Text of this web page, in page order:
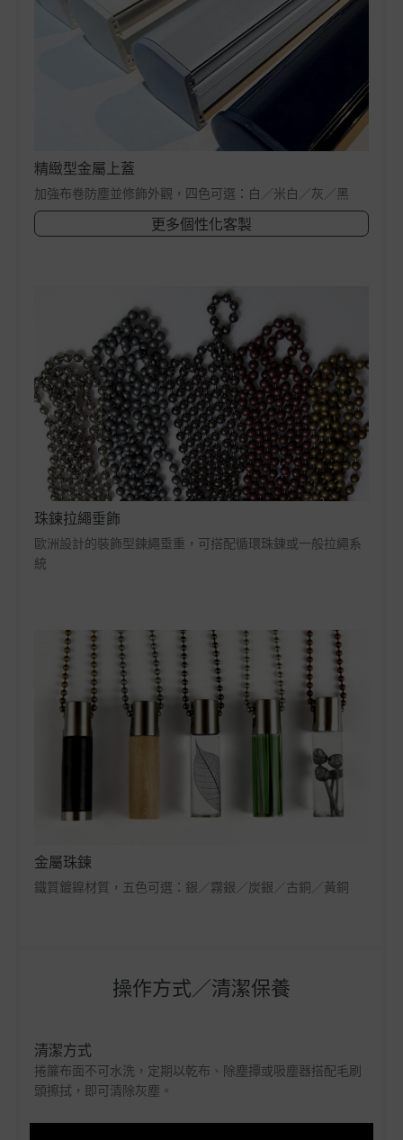
精緻型金屬上蓋
加強布卷防塵並修飾外觀，四色可選：白／米白／灰／黑
更多個性化客製
珠鍊拉繩垂飾
歐洲設計的裝飾型鍊繩垂重，可搭配循環珠鍊或一般拉繩系
統
金屬珠鍊
鐵質鍍鎳材質，五色可選：銀／霧銀／炭銀／古銅／黃銅
操作方式／清潔保養
清潔方式
捲簾布面不可水洗，定期以乾布、除塵撢或吸塵器搭配毛刷
頭擦拭，即可清除灰塵。